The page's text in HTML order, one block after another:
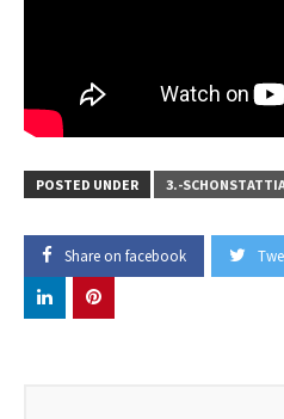
POSTED UNDER 3.-
Share on facebook